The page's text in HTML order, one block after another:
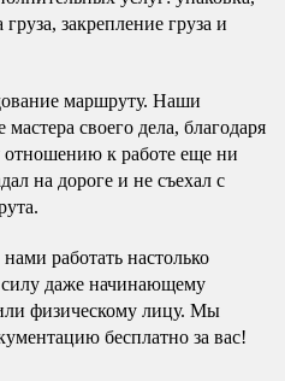
груза, закрепление груза и
маршруту. Наши
своего дела, благодаря
к работе еще ни
на дороге и не съехал с
работать настолько
силу даже начинающему
физическому лицу. Мы
бесплатно за вас!